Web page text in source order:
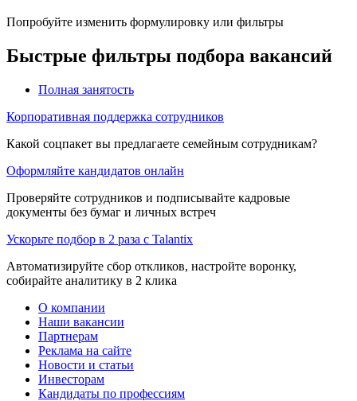
Попробуйте изменить формулировку или фильтры
Быстрые фильтры подбора вакансий
Полная занятость
Корпоративная поддержка сотрудников
Какой соцпакет вы предлагаете семейным сотрудникам?
Оформляйте кандидатов онлайн
Проверяйте сотрудников и подписывайте кадровые
документы без бумаг и личных встреч
Ускорьте подбор в 2 раза с Talantix
Автоматизируйте сбор откликов, настройте воронку,
собирайте аналитику в 2 клика
О компании
Наши вакансии
Партнерам
Реклама на сайте
Новости и статьи
Инвесторам
Кандидаты по профессиям